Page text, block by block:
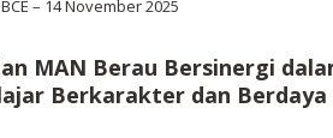
– 14 November 2025
MAN Berau Bersinergi
Berkarakter dan Berdaya